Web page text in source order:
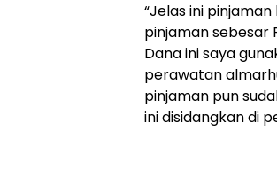
“Jelas ini
pinjaman sebesar
Dana ini saya
perawatan
pinjaman pun
ini disidangkan di